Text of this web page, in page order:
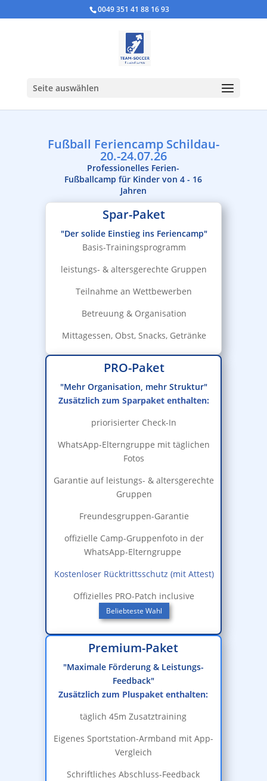
0049 351 41 88 16 93
Seite auswählen
Fußball Feriencamp Schildau-
20.-24.07.26
Professionelles Ferien-
Fußballcamp für Kinder von 4 - 16
Jahren
Spar-Paket
"Der solide Einstieg ins Feriencamp"
Basis-Trainingsprogramm
leistungs- & altersgerechte Gruppen
Teilnahme an Wettbewerben
Betreuung & Organisation
Mittagessen, Obst, Snacks, Getränke
PRO-Paket
"Mehr Organisation, mehr Struktur"
Zusätzlich zum Sparpaket enthalten:
priorisierter Check-In
WhatsApp-Elterngruppe mit täglichen
Fotos
Garantie auf leistungs- & altersgerechte
Gruppen
Freundesgruppen-Garantie
offizielle Camp-Gruppenfoto in der
WhatsApp-Elterngruppe
Kostenloser Rücktrittsschutz (mit Attest)
Offizielles PRO-Patch inclusive
Beliebteste Wahl
Premium-Paket
"Maximale Förderung & Leistungs-
Feedback"
Zusätzlich zum Pluspaket enthalten:
täglich 45m Zusatztraining
Eigenes Sportstation-Armband mit App-
Vergleich
Schriftliches Abschluss-Feedback